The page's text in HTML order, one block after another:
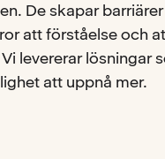
De skapar
att förståelse och
levererar lösningar
att uppnå mer.